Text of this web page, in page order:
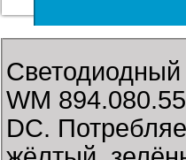
Светодиодный
WM
DC.